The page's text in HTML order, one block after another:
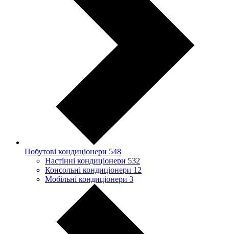
Побутові кондиціонери 548
Настінні кондиціонери 532
Консольні кондиціонери 12
Мобільні кондиціонери 3